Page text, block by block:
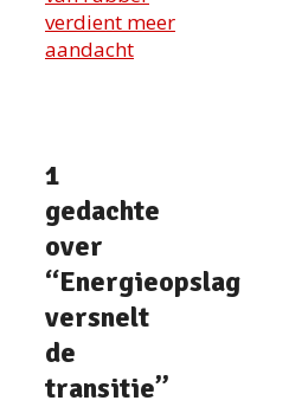
verdient meer
aandacht
1
gedachte
over
“Energieopslag
versnelt
de
transitie”